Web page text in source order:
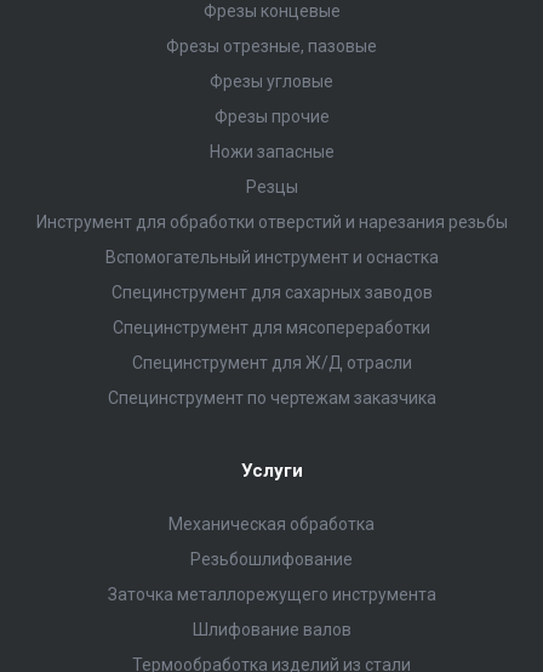
Фрезы концевые
Фрезы отрезные, пазовые
Фрезы угловые
Фрезы прочие
Ножи запасные
Резцы
Инструмент для обработки отверстий и нарезания резьбы
Вспомогательный инструмент и оснастка
Специнструмент для сахарных заводов
Специнструмент для мясопереработки
Специнструмент для Ж/Д отрасли
Специнструмент по чертежам заказчика
Услуги
Механическая обработка
Резьбошлифование
Заточка металлорежущего инструмента
Шлифование валов
Термообработка изделий из стали